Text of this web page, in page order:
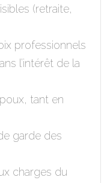
(retraite,
professionnels
l’intérêt de la
tant en
garde des
charges du